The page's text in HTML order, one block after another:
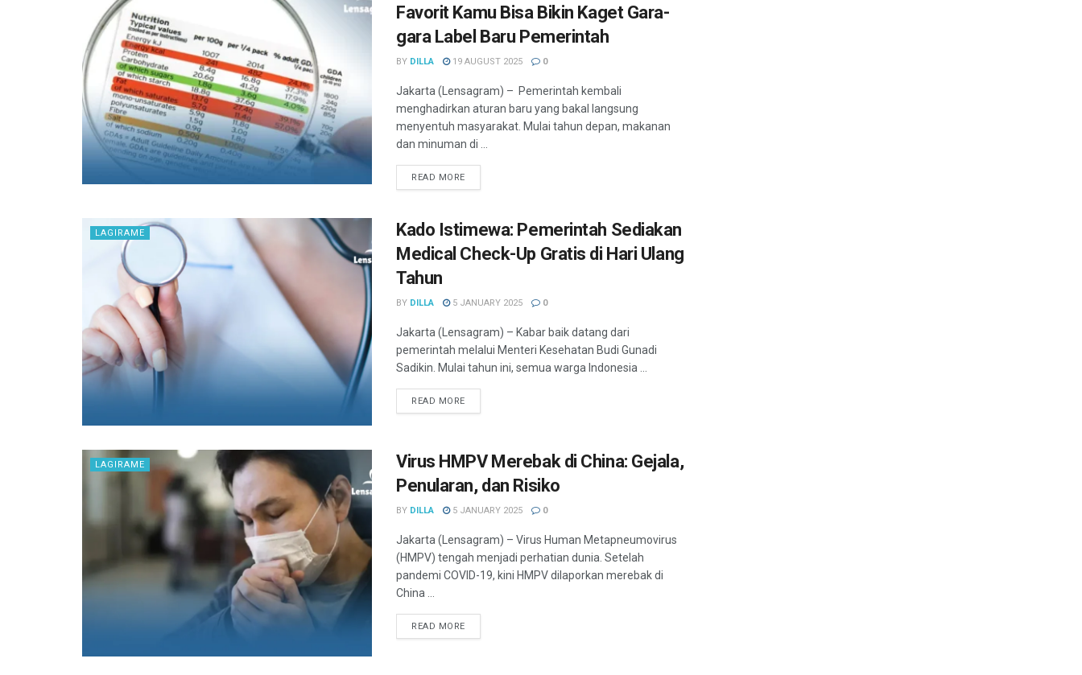
Favorit Kamu Bisa Bikin Kaget Gara-
gara Label Baru Pemerintah
BY DILLA 19 AUGUST 2025 0
Jakarta (Lensagram) – Pemerintah kembali
menghadirkan aturan baru yang bakal langsung
menyentuh masyarakat. Mulai tahun depan, makanan
dan minuman di ...
READ MORE
LAGIRAME
Kado Istimewa: Pemerintah Sediakan
Medical Check-Up Gratis di Hari Ulang
Tahun
BY DILLA 5 JANUARY 2025 0
Jakarta (Lensagram) – Kabar baik datang dari
pemerintah melalui Menteri Kesehatan Budi Gunadi
Sadikin. Mulai tahun ini, semua warga Indonesia ...
READ MORE
LAGIRAME
Virus HMPV Merebak di China: Gejala,
Penularan, dan Risiko
BY DILLA 5 JANUARY 2025 0
Jakarta (Lensagram) – Virus Human Metapneumovirus
(HMPV) tengah menjadi perhatian dunia. Setelah
pandemi COVID-19, kini HMPV dilaporkan merebak di
China ...
READ MORE